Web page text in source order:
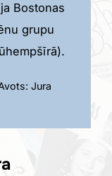
Bostonas
grupu
Jura